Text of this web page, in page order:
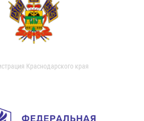
Краснодарского края